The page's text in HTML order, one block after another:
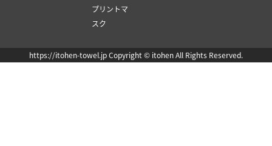
プリントマ
スク
https://itohen-towel.jp Copyright © itohen All Rights Reserved.